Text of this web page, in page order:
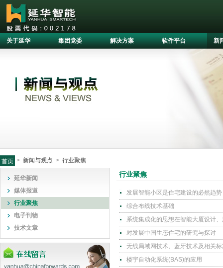
关于延华 集团党委 解决方案 软件平台 新
首页 > 新闻与观点 > 行业聚焦
延华新闻
媒体报道
行业聚焦
电子刊物
技术文章
行业聚焦
发展智能小区是住宅建设的必然趋
综合布线技术基础
系统集成化的思想在智能大厦设计
对发展中国生态住宅的研究与探讨
无线局域网技术、蓝牙技术及相关
楼宇自动化系统(BAS)的应用